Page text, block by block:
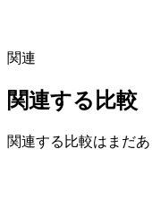
関連
関連する比較
関連する比較はまだあ